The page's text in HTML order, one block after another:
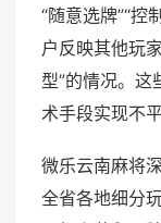
“随意选牌”“控
户反映其他玩
型”的情况。
术手段实现不
微乐云南麻将
全省各地细分